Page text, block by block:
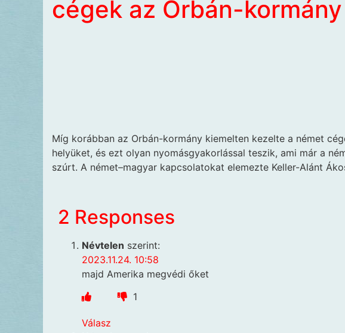
cégek az Orbán-
Míg korábban az Orbán-kormány kiemelten kezelte a német
helyüket, és ezt olyan nyomásgyakorlással teszik, ami már a
szúrt. A német–magyar kapcsolatokat elemezte Keller-Alánt
2 Responses
Névtelen szerint:
2023.11.24. 10:58
majd Amerika megvédi őket
1
Válasz